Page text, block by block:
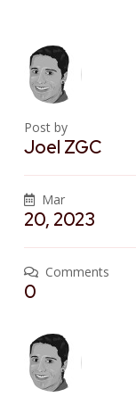
Post by
Joel ZGC
Mar
20, 2023
Comments
0